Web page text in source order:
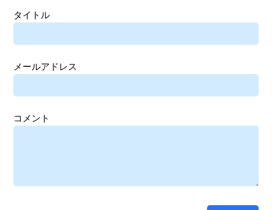
タイトル
メールアドレス
コメント